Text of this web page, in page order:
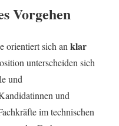
Vorgehen
orientiert sich an klar
unterscheiden sich
und
und
im technischen